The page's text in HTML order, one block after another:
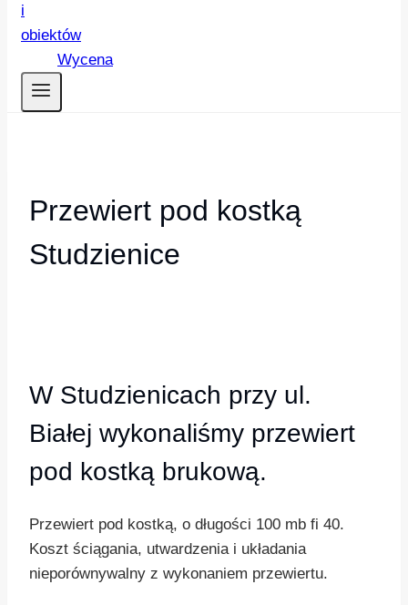
Wycena
Przewiert pod kostką
Studzienice
W Studzienicach przy ul.
Białej wykonaliśmy przewiert
pod kostką brukową.
Przewiert pod kostką, o długości 100 mb fi 40.
Koszt ściągania, utwardzenia i układania
nieporównywalny z wykonaniem przewiertu.